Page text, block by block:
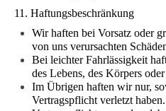
11. Haftungsbeschränkung
Wir haften bei Vorsatz oder
von uns verursachten
Bei leichter Fahrlässigkeit
des Lebens, des Körpers
Im Übrigen haften wir nur,
Vertragspflicht verletzt